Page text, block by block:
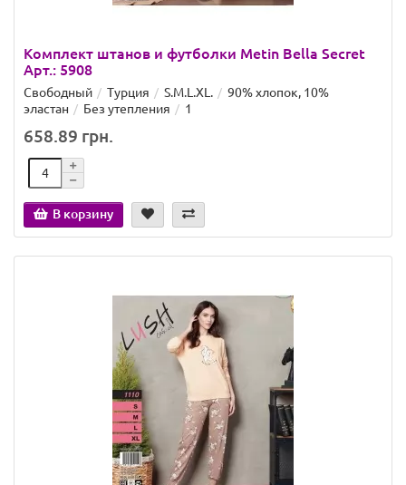
Комплект штанов и футболки Metin Bella Secret
Арт.: 5908
Свободный Турция S.M.L.XL.
90% хлопок, 10%
эластан
Без утепления 1
658.89 грн.
В корзину